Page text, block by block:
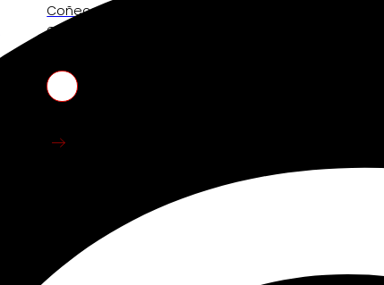
Coñece o marco financeiro que apoia as nosas
emisións e a información clave para bonistas